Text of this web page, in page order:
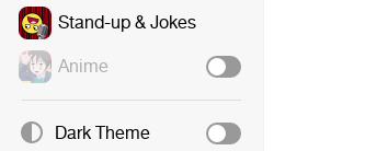
Stand-up & Jokes
Anime
Dark Theme